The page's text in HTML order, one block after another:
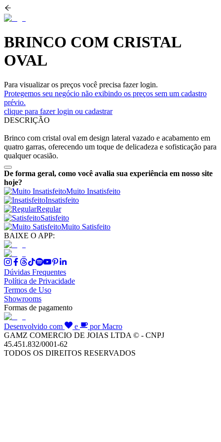
BRINCO COM CRISTAL
OVAL
Para visualizar os preços você precisa fazer login.
Protegemos seu negócio não exibindo os preços sem um cadastro
prévio.
clique para fazer login ou cadastrar
DESCRIÇÃO
Brinco com cristal oval em design lateral vazado e acabamento em
quatro garras, oferecendo um toque de delicadeza e sofisticação para
qualquer ocasião.
De forma geral, como você avalia sua experiência em nosso site
hoje?
Muito Insatisfeito
Insatisfeito
Regular
Satisfeito
Muito Satisfeito
BAIXE O APP:
Dúvidas Frequentes
Política de Privacidade
Termos de Uso
Showrooms
Formas de pagamento
Desenvolvido com e
por Macro
GAMZ COMERCIO DE JOIAS LTDA © - CNPJ
45.451.832/0001-62
TODOS OS DIREITOS RESERVADOS